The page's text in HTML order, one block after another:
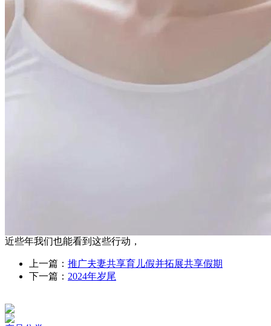
近些年我们也能看到这些行动，
上一篇： 推广夫妻共享育儿假并拓展共享假期
下一篇： 2024年岁尾